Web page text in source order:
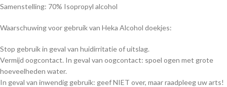
Samenstelling: 70% Isopropyl alcohol
Waarschuwing voor gebruik van Heka Alcohol doekjes:
Stop gebruik in geval van huidirritatie of uitslag.
Vermijd oogcontact. In geval van oogcontact: spoel ogen met grote
hoeveelheden water.
In geval van inwendig gebruik: geef NIET over, maar raadpleeg uw arts!